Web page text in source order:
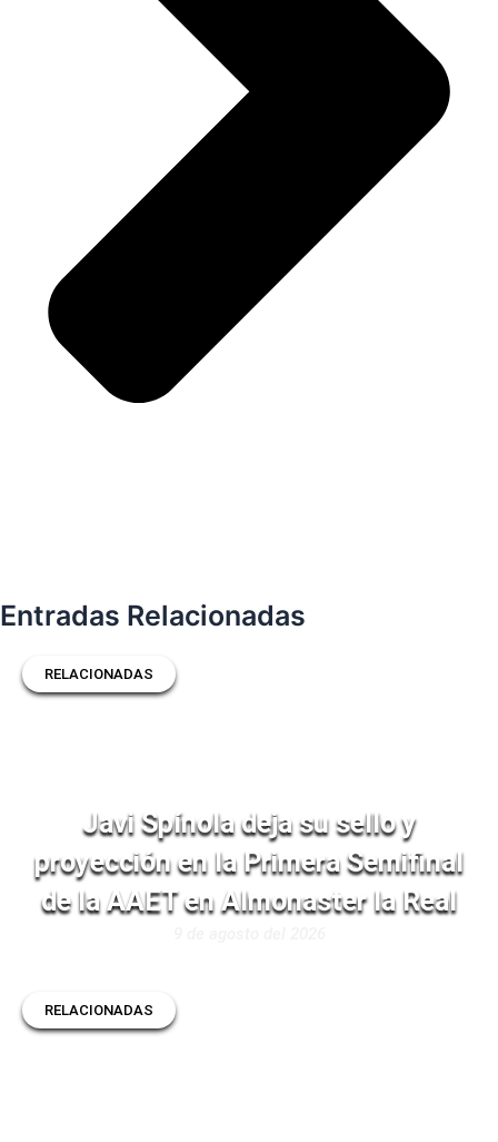
Entradas Relacionadas
RELACIONADAS
Javi Spínola deja su sello y
proyección en la Primera Semifinal
de la AAET en Almonaster la Real
RELACIONADAS